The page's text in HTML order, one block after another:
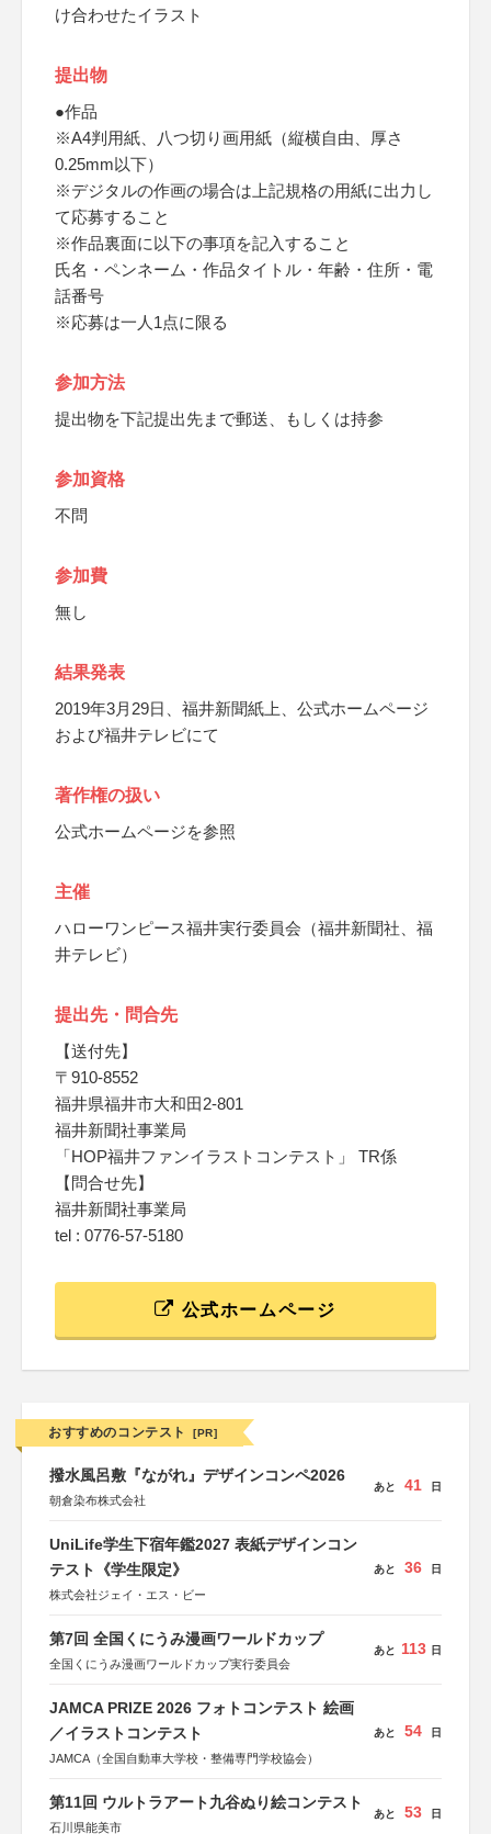
け合わせたイラスト
提出物
●作品
※A4判用紙、八つ切り画用紙（縦横自由、厚さ
0.25mm以下）
※デジタルの作画の場合は上記規格の用紙に出力し
て応募すること
※作品裏面に以下の事項を記入すること
氏名・ペンネーム・作品タイトル・年齢・住所・電
話番号
※応募は一人1点に限る
参加方法
提出物を下記提出先まで郵送、もしくは持参
参加資格
不問
参加費
無し
結果発表
2019年3月29日、福井新聞紙上、公式ホームページ
および福井テレビにて
著作権の扱い
公式ホームページを参照
主催
ハローワンピース福井実行委員会（福井新聞社、福
井テレビ）
提出先・問合先
【送付先】
〒910-8552
福井県福井市大和田2-801
福井新聞社事業局
「HOP福井ファンイラストコンテスト」 TR係
【問合せ先】
福井新聞社事業局
tel : 0776-57-5180
公式ホームページ
おすすめのコンテスト [PR]
撥水風呂敷『ながれ』デザインコンペ2026
朝倉染布株式会社
あと 41 日
UniLife学生下宿年鑑2027 表紙デザインコン
テスト《学生限定》
株式会社ジェイ・エス・ビー
あと 36 日
第7回 全国くにうみ漫画ワールドカップ
全国くにうみ漫画ワールドカップ実行委員会
あと 113 日
JAMCA PRIZE 2026 フォトコンテスト 絵画
／イラストコンテスト
JAMCA（全国自動車大学校・整備専門学校協会）
あと 54 日
第11回 ウルトラアート九谷ぬり絵コンテスト
石川県能美市
あと 53 日